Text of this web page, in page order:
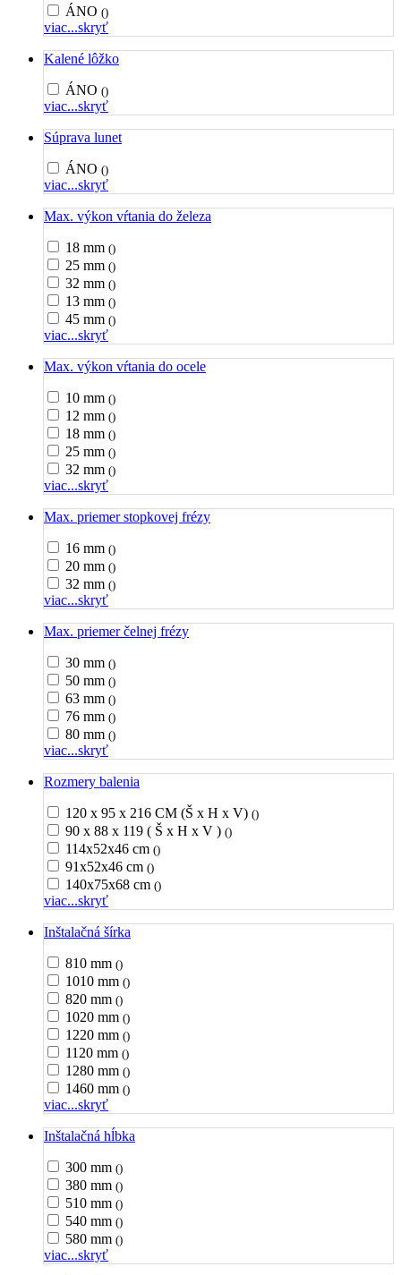
ÁNO ()
viac...skryť
Kalené lôžko
ÁNO ()
viac...skryť
Súprava lunet
ÁNO ()
viac...skryť
Max. výkon vŕtania do železa
18 mm ()
25 mm ()
32 mm ()
13 mm ()
45 mm ()
viac...skryť
Max. výkon vŕtania do ocele
10 mm ()
12 mm ()
18 mm ()
25 mm ()
32 mm ()
viac...skryť
Max. priemer stopkovej frézy
16 mm ()
20 mm ()
32 mm ()
viac...skryť
Max. priemer čelnej frézy
30 mm ()
50 mm ()
63 mm ()
76 mm ()
80 mm ()
viac...skryť
Rozmery balenia
120 x 95 x 216 CM (Š x H x V) ()
90 x 88 x 119 ( Š x H x V ) ()
114x52x46 cm ()
91x52x46 cm ()
140x75x68 cm ()
viac...skryť
Inštalačná šírka
810 mm ()
1010 mm ()
820 mm ()
1020 mm ()
1220 mm ()
1120 mm ()
1280 mm ()
1460 mm ()
viac...skryť
Inštalačná hĺbka
300 mm ()
380 mm ()
510 mm ()
540 mm ()
580 mm ()
viac...skryť